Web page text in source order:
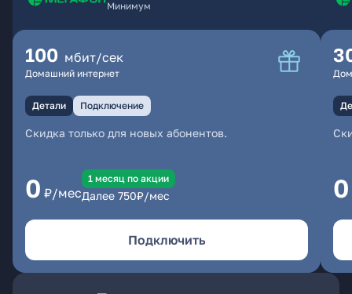
Минимум
100 мбит/сек
Домашний интернет
Детали Подключение
Скидка только для новых абонентов.
0 ₽/мес
1 месяц по акции
Далее 750₽/мес
Подключить
0